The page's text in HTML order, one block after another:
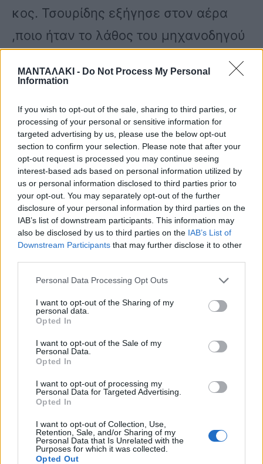
ΜΑΝΤΑΛΑΚΙ - Do Not Process My Personal
Information
If you wish to opt-out of the sale, sharing to third parties, or
processing of your personal or sensitive information for
targeted advertising by us, please use the below opt-out
section to confirm your selection. Please note that after your
opt-out request is processed you may continue seeing
interest-based ads based on personal information utilized by
us or personal information disclosed to third parties prior to
your opt-out. You may separately opt-out of the further
disclosure of your personal information by third parties on the
IAB’s list of downstream participants. This information may
also be disclosed by us to third parties on the IAB’s List of
Downstream Participants that may further disclose it to other
Personal Data Processing Opt Outs
I want to opt-out of the Sharing of my
personal data.
Opted In
I want to opt-out of the Sale of my
Personal Data.
Opted In
I want to opt-out of processing my
Personal Data for Targeted Advertising.
Opted In
I want to opt-out of Collection, Use,
Retention, Sale, and/or Sharing of my
Personal Data that Is Unrelated with the
Purposes for which it was collected.
Opted Out
κος. Τσουρίδης εξήγησε στον αέρα
,ποιο ήταν το λάθος του μηχανοδηγού
,της μοιραίας αμαξοστοιχίας αλλά και
τι υποθέτει ότι συνέβη και δεν
απαντούσε ,ο μοιραίος σταθμάρχης
,στον μηχανοδηγό της επιβατικής
αμαξοστοιχίας ,που σύμφωνα με τα
μέχρι τώρα στοιχεία ,φαίνεται να
προσπάθησε να επικοινωνήσει με το
σταθμαρχείο Λάρισας.
δικαιοσύνη επιτελεί το έργο της ,ώστε
να πέσει άπλετο φως σ’ αυτήν θλιβερή
τραγωδία ,να μάθουμε ακριβώς τι
συνέβη εκείνη την τραγική βραδιά.